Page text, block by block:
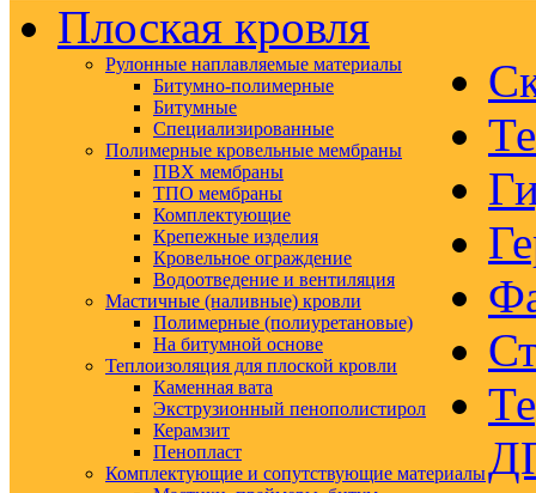
Плоская кровля
Рулонные наплавляемые материалы
Битумно-полимерные
Битумные
Специализированные
Полимерные кровельные мембраны
ПВХ мембраны
ТПО мембраны
Комплектующие
Крепежные изделия
Кровельное ограждение
Водоотведение и вентиляция
Мастичные (наливные) кровли
Полимерные (полиуретановые)
На битумной основе
Теплоизоляция для плоской кровли
Каменная вата
Экструзионный пенополистирол
Керамзит
Пенопласт
Комплектующие и сопутствующие материалы